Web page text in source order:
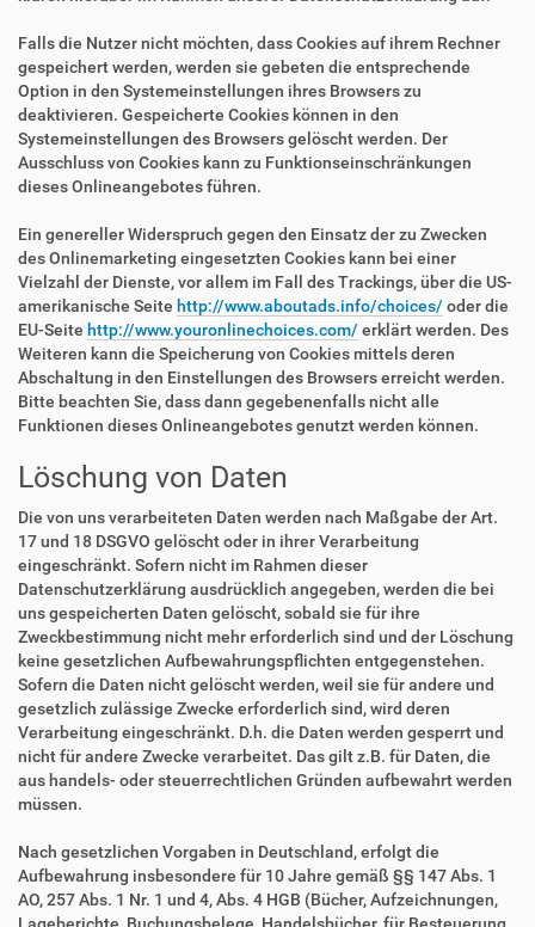
Falls die Nutzer nicht möchten, dass Cookies auf ihrem Rechner
gespeichert werden, werden sie gebeten die entsprechende
Option in den Systemeinstellungen ihres Browsers zu
deaktivieren. Gespeicherte Cookies können in den
Systemeinstellungen des Browsers gelöscht werden. Der
Ausschluss von Cookies kann zu Funktionseinschränkungen
dieses Onlineangebotes führen.
Ein genereller Widerspruch gegen den Einsatz der zu Zwecken
des Onlinemarketing eingesetzten Cookies kann bei einer
Vielzahl der Dienste, vor allem im Fall des Trackings, über die US-
amerikanische Seite http://www.aboutads.info/choices/ oder die
EU-Seite http://www.youronlinechoices.com/ erklärt werden. Des
Weiteren kann die Speicherung von Cookies mittels deren
Abschaltung in den Einstellungen des Browsers erreicht werden.
Bitte beachten Sie, dass dann gegebenenfalls nicht alle
Funktionen dieses Onlineangebotes genutzt werden können.
Löschung von Daten
Die von uns verarbeiteten Daten werden nach Maßgabe der Art.
17 und 18 DSGVO gelöscht oder in ihrer Verarbeitung
eingeschränkt. Sofern nicht im Rahmen dieser
Datenschutzerklärung ausdrücklich angegeben, werden die bei
uns gespeicherten Daten gelöscht, sobald sie für ihre
Zweckbestimmung nicht mehr erforderlich sind und der Löschung
keine gesetzlichen Aufbewahrungspflichten entgegenstehen.
Sofern die Daten nicht gelöscht werden, weil sie für andere und
gesetzlich zulässige Zwecke erforderlich sind, wird deren
Verarbeitung eingeschränkt. D.h. die Daten werden gesperrt und
nicht für andere Zwecke verarbeitet. Das gilt z.B. für Daten, die
aus handels- oder steuerrechtlichen Gründen aufbewahrt werden
müssen.
Nach gesetzlichen Vorgaben in Deutschland, erfolgt die
Aufbewahrung insbesondere für 10 Jahre gemäß §§ 147 Abs. 1
AO, 257 Abs. 1 Nr. 1 und 4, Abs. 4 HGB (Bücher, Aufzeichnungen,